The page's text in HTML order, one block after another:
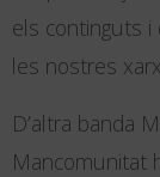
els continguts
les nostres
D’altra banda
Mancomunitat